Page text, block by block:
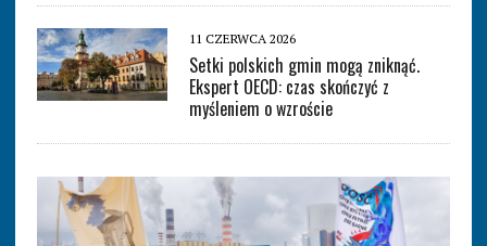
11 CZERWCA 2026
Setki polskich gmin mogą zniknąć.
Ekspert OECD: czas skończyć z
myśleniem o wzroście